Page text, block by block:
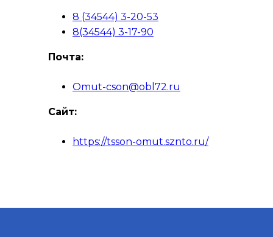
8 (34544) 3-20-53
8(34544) 3-17-90
Почта:
Omut-cson@obl72.ru
Сайт:
https://tsson-omut.sznto.ru/